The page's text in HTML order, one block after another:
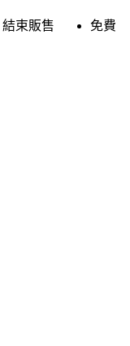
結束販售 免費